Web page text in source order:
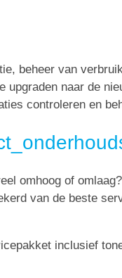
beheer van
naar de
controleren en
omhoog of
van de beste
inclusief